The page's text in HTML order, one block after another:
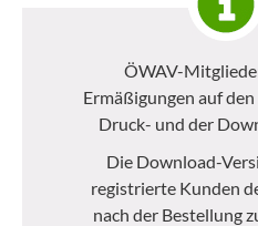
ÖWAV-
Ermäßigungen auf
Druck- und der
Die Download-
registrierte Kunden
nach der Bestellung